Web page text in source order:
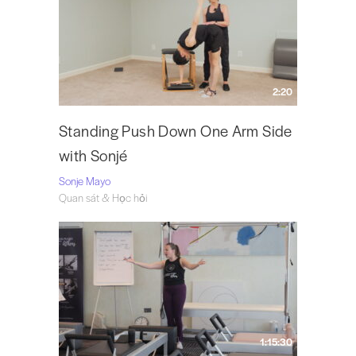
2:20
Standing Push Down One Arm Side
with Sonjé
Sonje Mayo
Quan sát & Học hỏi
1:15:30